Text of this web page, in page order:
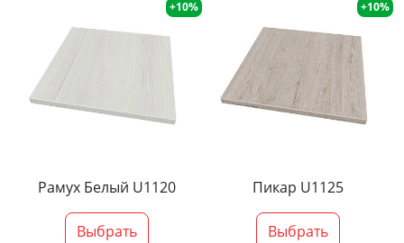
+10%
Рамух Белый U1120
Выбрать
+10%
Пикар U1125
Выбрать